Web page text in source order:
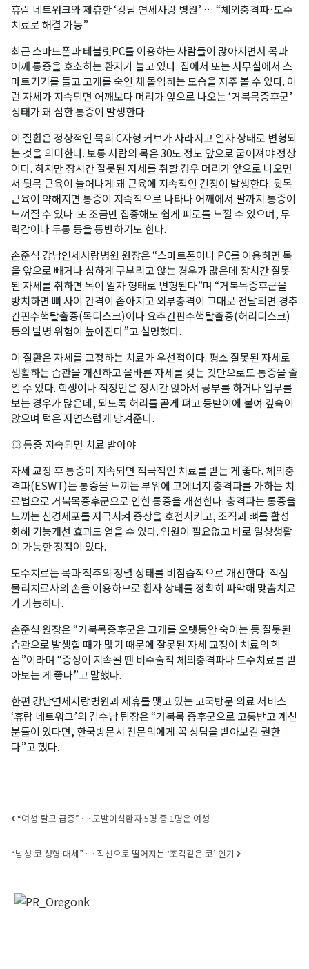
휴람 네트워크와 제휴한 ‘강남 연세사랑 병원’ … “체외충격파·도수
치료로 해결 가능”
최근 스마트폰과 테블릿PC를 이용하는 사람들이 많아지면서 목과
어깨 통증을 호소하는 환자가 늘고 있다. 집에서 또는 사무실에서 스
마트기기를 들고 고개를 숙인 채 몰입하는 모습을 자주 볼 수 있다. 이
런 자세가 지속되면 어깨보다 머리가 앞으로 나오는 ‘거북목증후군’
상태가 돼 심한 통증이 발생한다.
이 질환은 정상적인 목의 C자형 커브가 사라지고 일자 상태로 변형되
는 것을 의미한다. 보통 사람의 목은 30도 정도 앞으로 굽어져야 정상
이다. 하지만 장시간 잘못된 자세를 취할 경우 머리가 앞으로 나오면
서 뒷목 근육이 늘어나게 돼 근육에 지속적인 긴장이 발생한다. 뒷목
근육이 약해지면 통증이 지속적으로 나타나 어깨에서 팔까지 통증이
느껴질 수 있다. 또 조금만 집중해도 쉽게 피로를 느낄 수 있으며, 무
력감이나 두통 등을 동반하기도 한다.
손준석 강남연세사랑병원 원장은 “스마트폰이나 PC를 이용하면 목
을 앞으로 빼거나 심하게 구부리고 앉는 경우가 많은데 장시간 잘못
된 자세를 취하면 목이 일자 형태로 변형된다”며 “거북목증후군을
방치하면 뼈 사이 간격이 좁아지고 외부충격이 그대로 전달되면 경추
간판수핵탈출증(목디스크)이나 요추간판수핵탈출증(허리디스크)
등의 발병 위험이 높아진다”고 설명했다.
이 질환은 자세를 교정하는 치료가 우선적이다. 평소 잘못된 자세로
생활하는 습관을 개선하고 올바른 자세를 갖는 것만으로도 통증을 줄
일 수 있다. 학생이나 직장인은 장시간 앉아서 공부를 하거나 업무를
보는 경우가 많은데, 되도록 허리를 곧게 펴고 등받이에 붙여 깊숙이
앉으며 턱은 자연스럽게 당겨준다.
◎ 통증 지속되면 치료 받아야
자세 교정 후 통증이 지속되면 적극적인 치료를 받는 게 좋다. 체외충
격파(ESWT)는 통증을 느끼는 부위에 고에너지 충격파를 가하는 치
료법으로 거북목증후군으로 인한 통증을 개선한다. 충격파는 통증을
느끼는 신경세포를 자극시켜 증상을 호전시키고, 조직과 뼈를 활성
화해 기능개선 효과도 얻을 수 있다. 입원이 필요없고 바로 일상생활
이 가능한 장점이 있다.
도수치료는 목과 척추의 정렬 상태를 비침습적으로 개선한다. 직접
물리치료사의 손을 이용하므로 환자 상태를 정확히 파악해 맞춤치료
가 가능하다.
손준석 원장은 “거북목증후군은 고개를 오랫동안 숙이는 등 잘못된
습관으로 발생할 때가 많기 때문에 잘못된 자세 교정이 치료의 핵
심”이라며 “증상이 지속될 땐 비수술적 체외충격파나 도수치료를 받
아보는 게 좋다”고 말했다.
한편 강남연세사랑병원과 제휴를 맺고 있는 고국방문 의료 서비스
‘휴람 네트워크’의 김수남 팀장은 “거북목 증후군으로 고통받고 계신
분들이 있다면, 한국방문시 전문의에게 꼭 상담을 받아보길 권한
다”고 했다.
Post navigation
“여성 탈모 급증” … 모발이식환자 5명 중 1명은 여성
“남성 코 성형 대세” … 직선으로 떨어지는 ‘조각같은 코’ 인기